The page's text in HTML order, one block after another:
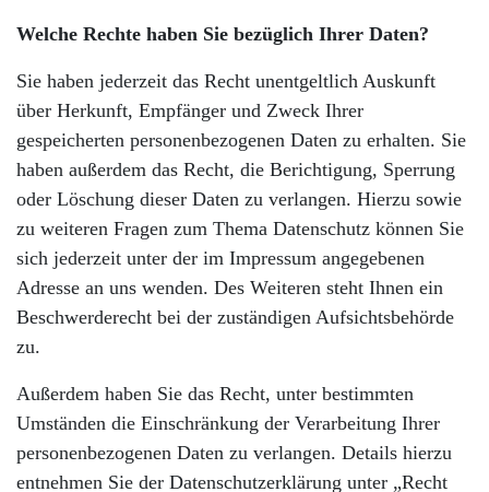
Welche Rechte haben Sie bezüglich Ihrer Daten?
Sie haben jederzeit das Recht unentgeltlich Auskunft
über Herkunft, Empfänger und Zweck Ihrer
gespeicherten personenbezogenen Daten zu erhalten. Sie
haben außerdem das Recht, die Berichtigung, Sperrung
oder Löschung dieser Daten zu verlangen. Hierzu sowie
zu weiteren Fragen zum Thema Datenschutz können Sie
sich jederzeit unter der im Impressum angegebenen
Adresse an uns wenden. Des Weiteren steht Ihnen ein
Beschwerderecht bei der zuständigen Aufsichtsbehörde
zu.
Außerdem haben Sie das Recht, unter bestimmten
Umständen die Einschränkung der Verarbeitung Ihrer
personenbezogenen Daten zu verlangen. Details hierzu
entnehmen Sie der Datenschutzerklärung unter „Recht